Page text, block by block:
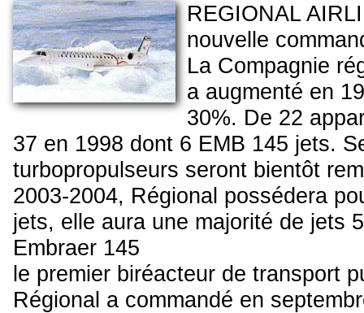
REGIONAL
nouvelle
La Compagnie
a augmenté en
30%. De 22
37 en 1998 dont 6 EMB 145 jets.
turbopropulseurs seront bientôt
2003-2004, Régional possédera
jets, elle aura une majorité de jets
Embraer 145
le premier biréacteur de transport
Régional a commandé en